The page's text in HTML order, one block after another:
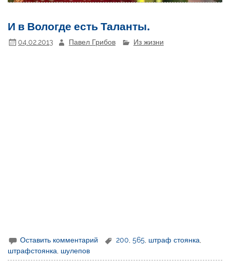
И в Вологде есть Таланты.
04.02.2013 Павел Грибов Из жизни
Оставить комментарий 200 ,565 штраф стоянка
штрафстоянка, шулепов